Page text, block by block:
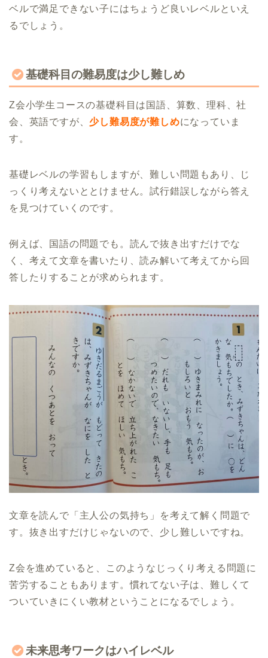
ベルで満足できない子にはちょうど良いレベルといえ
るでしょう。
基礎科目の難易度は少し難しめ
Z会小学生コースの基礎科目は国語、算数、理科、社
会、英語ですが、少し難易度が難しめになっていま
す。
基礎レベルの学習もしますが、難しい問題もあり、じ
っくり考えないととけません。試行錯誤しながら答え
を見つけていくのです。
例えば、国語の問題でも。読んで抜き出すだけでな
く、考えて文章を書いたり、読み解いて考えてから回
答したりすることが求められます。
文章を読んで「主人公の気持ち」を考えて解く問題で
す。抜き出すだけじゃないので、少し難しいですね。
Z会を進めていると、このようなじっくり考える問題に
苦労することもあります。慣れてない子は、難しくて
ついていきにくい教材ということになるでしょう。
未来思考ワークはハイレベル